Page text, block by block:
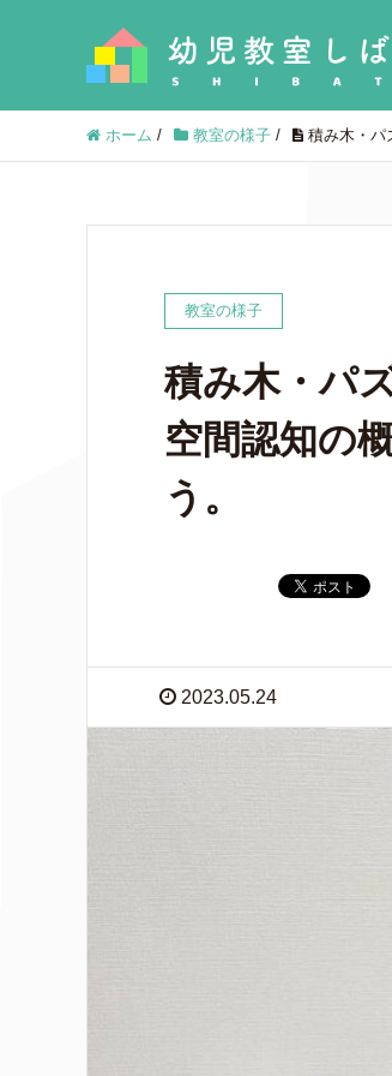
ホーム / 教室の様子 / 積み木・パ
教室の様子
積み木・パ
空間認知の
う。
2023.05.24